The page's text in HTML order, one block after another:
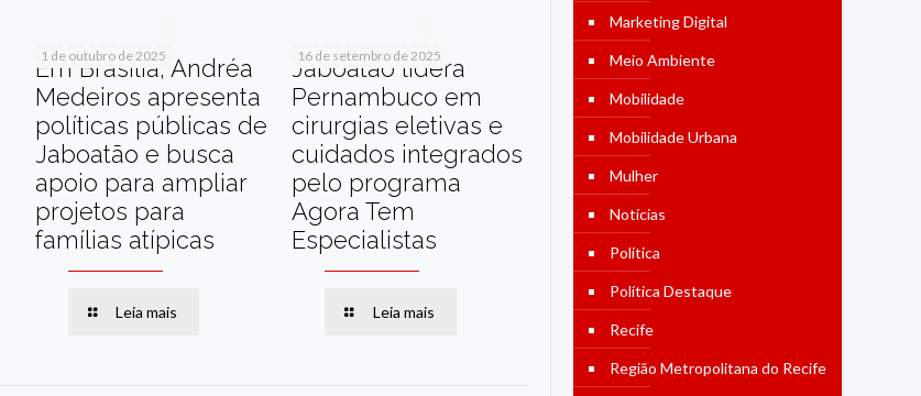
1 de outubro de 2025
Em Brasília, Andréa
Medeiros apresenta
políticas públicas de
Jaboatão e busca
apoio para ampliar
projetos para
famílias atípicas
Leia mais
16 de setembro de 2025
Jaboatão lidera
Pernambuco em
cirurgias eletivas e
cuidados integrados
pelo programa
Agora Tem
Especialistas
Leia mais
Marketing Digital
Meio Ambiente
Mobilidade
Mobilidade Urbana
Mulher
Notícias
Política
Política Destaque
Recife
Região Metropolitana do Recife